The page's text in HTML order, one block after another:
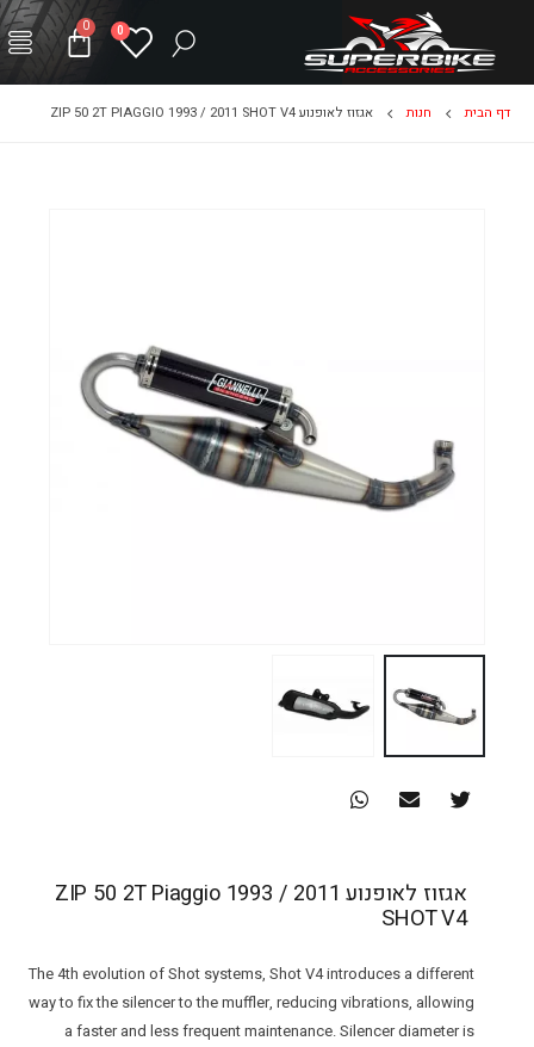
0
0
דף הבית חנות אגזוז לאופנוע ZIP 50 2T PIAGGIO 1993 / 2011 SHOT V4
אגזוז לאופנוע ZIP 50 2T Piaggio 1993 / 2011
SHOT V4
The 4th evolution of Shot systems, Shot V4 introduces a different
way to fix the silencer to the muffler, reducing vibrations, allowing
a faster and less frequent maintenance. Silencer diameter is